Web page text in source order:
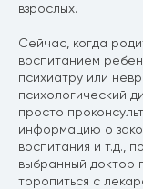
взрослых.
Сейчас, когда
воспитанием
психиатру или
психологический
просто
информацию о
воспитания и т.д.,
выбранный доктор
торопиться с